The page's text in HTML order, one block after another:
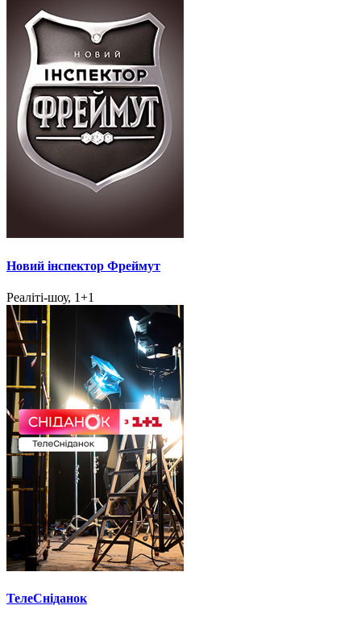
Новий інспектор Фреймут
Реаліті-шоу, 1+1
ТелеСніданок